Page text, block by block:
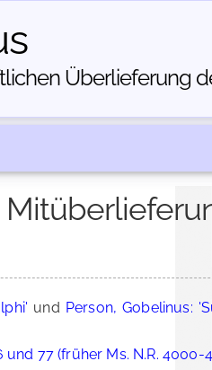
Über­lieferung
und Person, Gobelinus:
77 (früher Ms. N.R. 4000-